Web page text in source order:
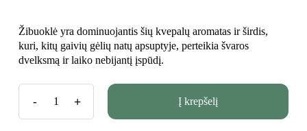
was:
€ 29.75.
is:
€ 28.75.
Žibuoklė yra dominuojantis šių kvepalų aromatas ir širdis,
kuri, kitų gaivių gėlių natų apsuptyje, perteikia švaros
dvelksmą ir laiko nebijantį įspūdį.
Į krepšelį